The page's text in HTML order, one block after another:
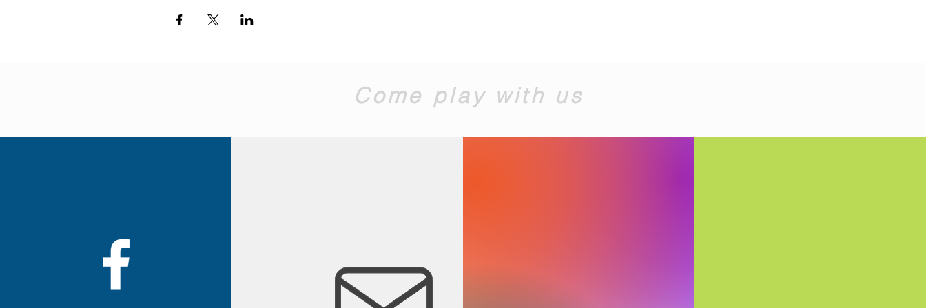
Come play with us